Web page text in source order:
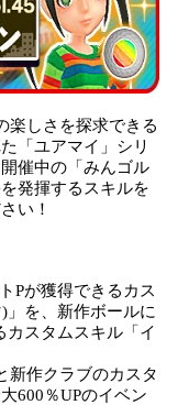
しさを探求できる
「ユアマイ」シリ
催中の「みんゴル
発揮するスキルを
い！
Pが獲得できるカス
」を、新作ボールに
カスタムスキル「イ
新作クラブのカスタ
600％UPのイベン